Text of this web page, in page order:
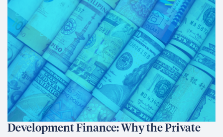
Development Finance: Why the Private